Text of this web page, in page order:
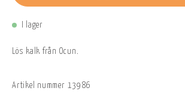
I lager
Lös kalk från Ocun.
Artikel nummer 13986